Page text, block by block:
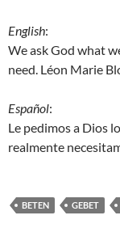
English:
We ask God what
need. Léon Marie
Español:
Le pedimos a Dios
realmente
BETEN GEBET